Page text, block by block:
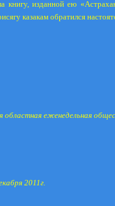
книгу, изданной ею
казакам обратился
областная еженедельная
2011г.